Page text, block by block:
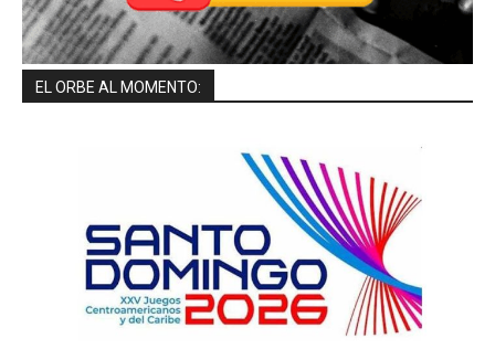
EL ORBE AL MOMENTO: